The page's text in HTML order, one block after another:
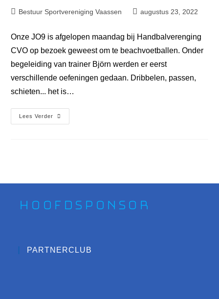
Bestuur Sportvereniging Vaassen augustus 23, 2022
Onze JO9 is afgelopen maandag bij Handbalverenging
CVO op bezoek geweest om te beachvoetballen. Onder
begeleiding van trainer Björn werden er eerst
verschillende oefeningen gedaan. Dribbelen, passen,
schieten... het is…
Lees Verder
Hoofdsponsor
PARTNERCLUB